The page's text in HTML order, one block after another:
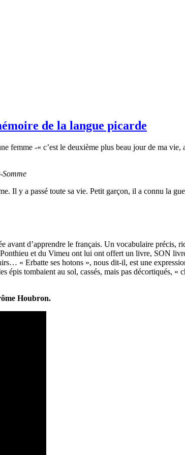
de la langue picarde
femme -« c’est le deuxième plus beau jour de ma
Il y a passé toute sa vie. Petit garçon, il a connu la
d’apprendre le français. Un vocabulaire précis,
et du Vimeu ont lui ont offert un livre, SON
« Erbatte ses hotons », nous dit-il, est une
tombaient au sol, cassés, mais pas décortiqués, «
Houbron.